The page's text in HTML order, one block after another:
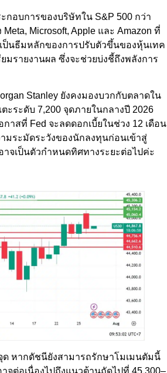
อบการของบริษัทใน S&P 500 กว่า
Microsoft, Apple และ Amazon ที่
ป็นธีมหลักของการปรับตัวขึ้นของหุ้นเทค
มรายงานผล ซึ่งจะช่วยบ่งชี้ถึงพลังการ
Stanley ยังคงมองบวกกับตลาดใน
ระดับ 7,200 จุดภายในกลางปี 2026
สที่ Fed จะลดดอกเบี้ยในช่วง 12 เดือน
มระมัดระวังของนักลงทุนก่อนเข้าสู่
จเป็นตัวกำหนดทิศทางระยะต่อไปค่ะ
หากดัชนียังสามารถรักษาโมเมนตัมนี้